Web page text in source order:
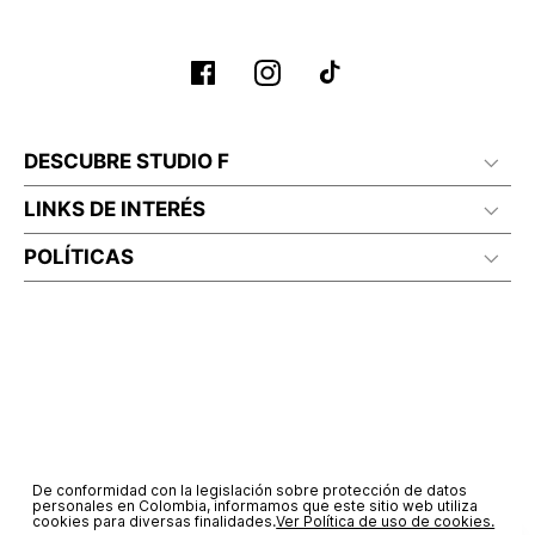
DESCUBRE STUDIO F
LINKS DE INTERÉS
POLÍTICAS
De conformidad con la legislación sobre protección de datos
personales en Colombia, informamos que este sitio web utiliza
cookies para diversas finalidades.Ver Política de uso de cookies.